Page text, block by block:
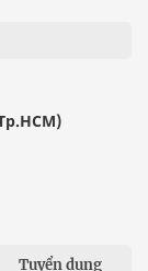
Tuyển dụng